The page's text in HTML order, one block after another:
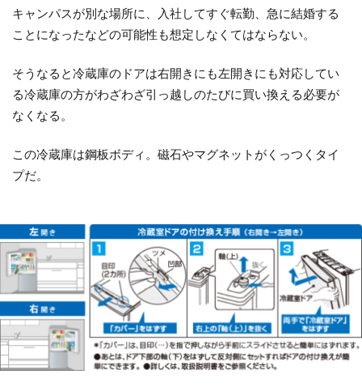
キャンパスが別な場所に、入社してすぐ転勤、急に結婚する
ことになったなどの可能性も想定しなくてはならない。
そうなると冷蔵庫のドアは右開きにも左開きにも対応してい
る冷蔵庫の方がわざわざ引っ越しのたびに買い換える必要が
なくなる。
この冷蔵庫は鋼板ボディ。磁石やマグネットがくっつくタイ
プだ。